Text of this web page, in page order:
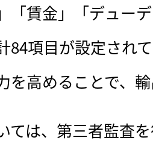
「賃金」「デュー
84項目が設定され
を高めることで、
ては、第三者監査